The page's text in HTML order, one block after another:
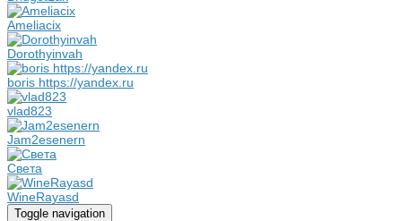
Ameliacix
Dorothyinvah
boris https://yandex.ru
vlad823
Jam2esenern
Света
WineRayasd
Toggle navigation